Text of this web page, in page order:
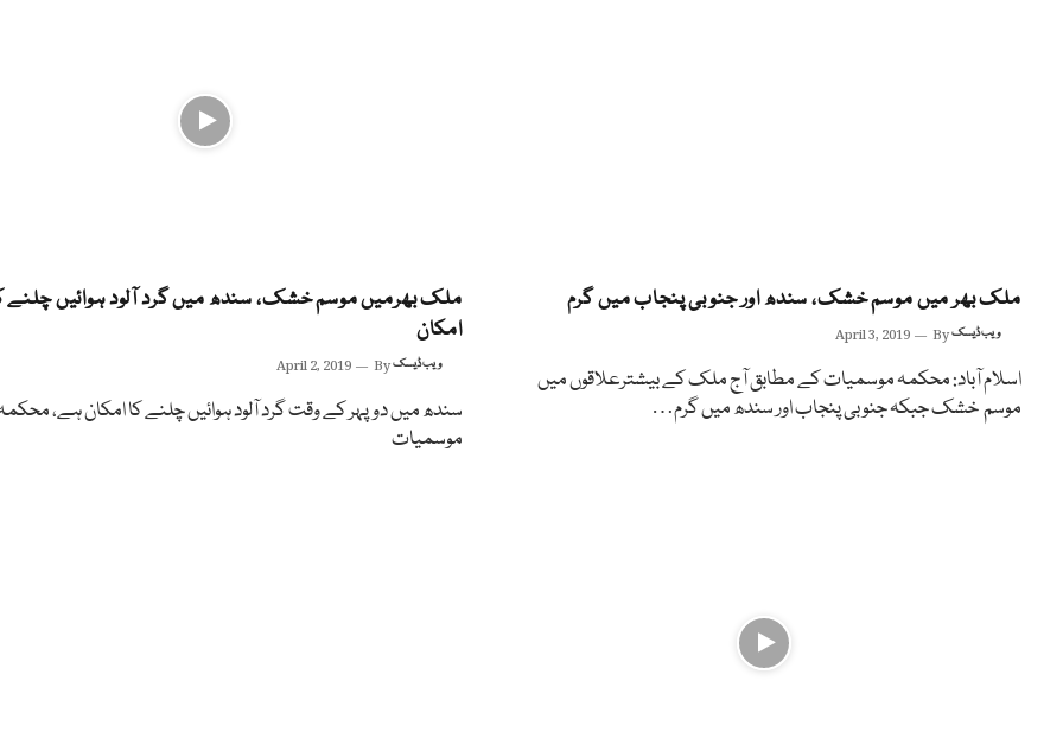
ملک بھر میں موسم خشک، سندھ اور جنوبی پنجاب میں گرم
April 3, 2019 Byویب ڈیسک
اسلام آباد: محکمہ موسمیات کے مطابق آج ملک کے بیشترعلاقوں میں
موسم خشک جبکہ جنوبی پنجاب اور سندھ میں گرم…
ملک بھرمیں موسم خشک، سندھ میں گرد آلود ہوائیں چلنے
امکان
April 2, 2019 Byویب ڈیسک
سندھ میں دوپہر کے وقت گرد آلود ہوائیں چلنے کا امکان ہے،
موسمیات